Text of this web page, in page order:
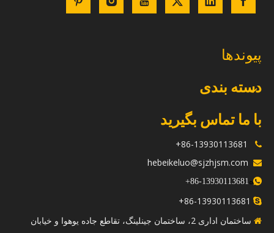
پیوندها
دسته بندی
با ما تماس بگیرید


hebeikeluo@sjzhjsm.com
ه 13930113681-86
+

 ساختمان اداری 2، ساختمان جینلینگ، تقاطع جاده یوهوا و خیابان